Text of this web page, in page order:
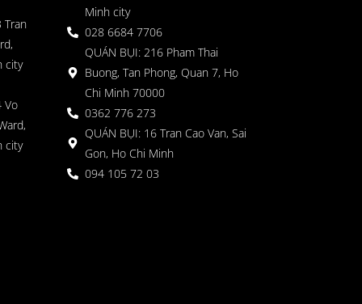
Tran
city
Vo
city
Minh city
028 6684 7706
QUÁN BỤI: 216 Pham Thai
Buong, Tan Phong, Quan 7, Ho
Chi Minh 70000
0362 776 273
QUÁN BỤI: 16 Tran Cao Van, Sai
Gon, Ho Chi Minh
094 105 72 03